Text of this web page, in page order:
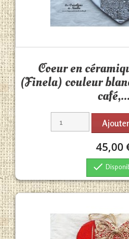
Coeur en
(Finela) couleur
café,...
45,00
